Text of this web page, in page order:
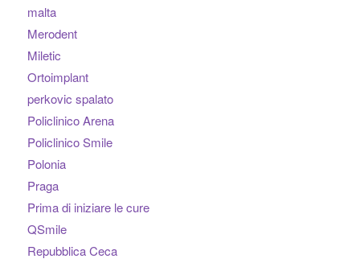
malta
Merodent
Miletic
Ortoimplant
perkovic spalato
Policlinico Arena
Policlinico Smile
Polonia
Praga
Prima di iniziare le cure
QSmile
Repubblica Ceca